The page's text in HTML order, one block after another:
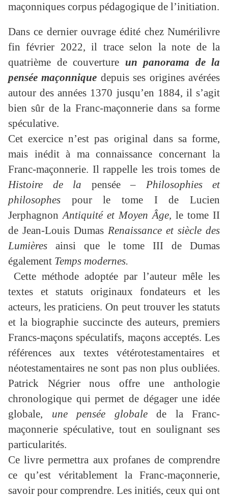
maçonniques corpus pédagogique de l’initiation.
Dans ce dernier ouvrage édité chez Numérilivre
fin février 2022, il trace selon la note de la
quatrième de couverture un panorama de la
pensée maçonnique depuis ses origines avérées
autour des années 1370 jusqu’en 1884, il s’agit
bien sûr de la Franc-maçonnerie dans sa forme
spéculative.
Cet exercice n’est pas original dans sa forme,
mais inédit à ma connaissance concernant la
Franc-maçonnerie. Il rappelle les trois tomes de
Histoire de la pensée– Philosophies et
philosophes pour le tome I de Lucien
JerphagnonAntiquité et Moyen Âge, le tome II
de Jean-Louis Dumas Renaissance et siècle des
Lumières ainsi que le tome III de Dumas
également Temps modernes.
Cette méthode adoptée par l’auteur mêle les
textes et statuts originaux fondateurs et les
acteurs, les praticiens. On peut trouver les statuts
et la biographie succincte des auteurs, premiers
Francs-maçons spéculatifs, maçons acceptés. Les
références aux textes vétérotestamentaires et
néotestamentaires ne sont pas non plus oubliées.
Patrick Négrier nous offre une anthologie
chronologique qui permet de dégager une idée
globale, une pensée globale de la Franc-
maçonnerie spéculative, tout en soulignant ses
particularités.
Ce livre permettra aux profanes de comprendre
ce qu’est véritablement la Franc-maçonnerie,
savoir pour comprendre. Les initiés, ceux qui ont